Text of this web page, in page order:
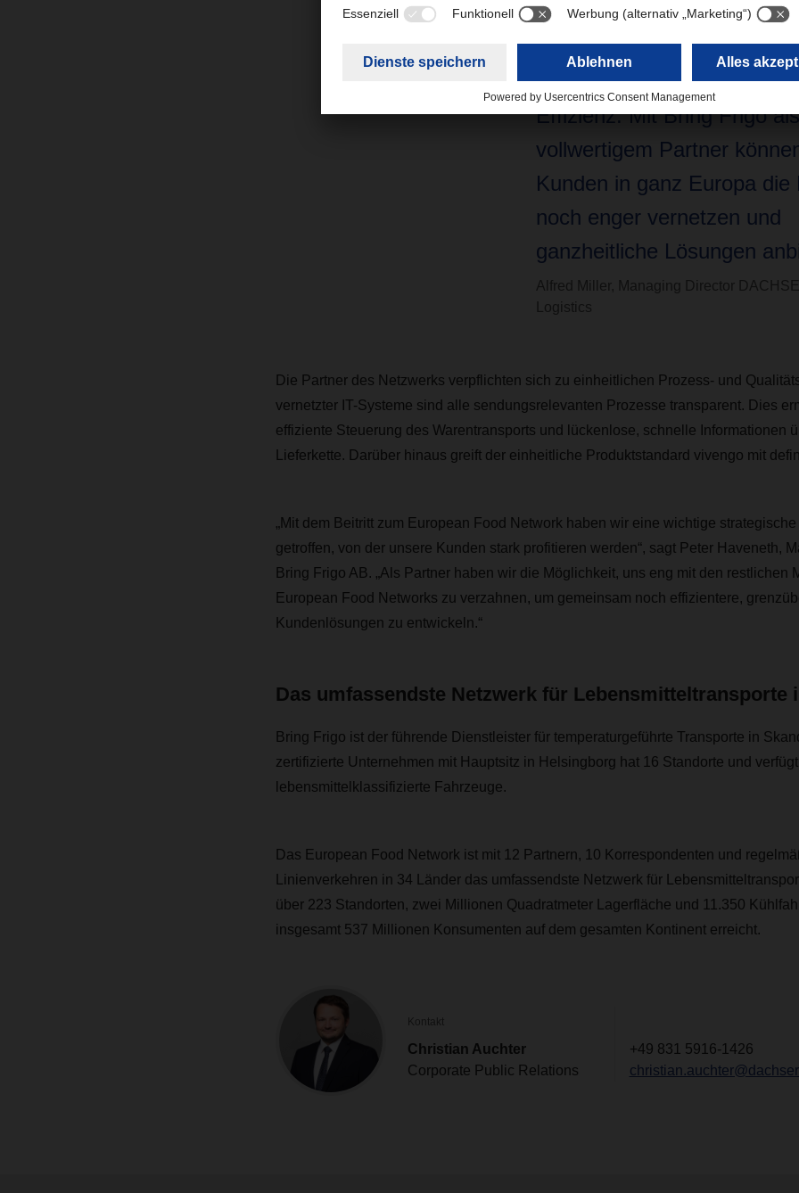
Managing Director,
Logistics. „Was uns
Streben nach höchster
Effizienz. Mit Bring Frigo als
vollwertigem Partner
Kunden in ganz Europa die
noch enger vernetzen und
ganzheitliche Lösungen
Alfred Miller, Managing Director
Logistics
Die Partner des Netzwerks verpflichten sich zu einheitlichen Prozess- und
vernetzter IT-Systeme sind alle sendungsrelevanten Prozesse transparent. Dies
effiziente Steuerung des Warentransports und lückenlose, schnelle Informationen
Lieferkette. Darüber hinaus greift der einheitliche Produktstandard vivengo mit
„Mit dem Beitritt zum European Food Network haben wir eine wichtige
getroffen, von der unsere Kunden stark profitieren werden“, sagt Peter Haveneth,
Bring Frigo AB. „Als Partner haben wir die Möglichkeit, uns eng mit den restlichen
European Food Networks zu verzahnen, um gemeinsam noch effizientere,
Kundenlösungen zu entwickeln.“
Das umfassendste Netzwerk für Lebensmitteltransporte
Bring Frigo ist der führende Dienstleister für temperaturgeführte Transporte in
zertifizierte Unternehmen mit Hauptsitz in Helsingborg hat 16 Standorte und
lebensmittelklassifizierte Fahrzeuge.
Das European Food Network ist mit 12 Partnern, 10 Korrespondenten und
Linienverkehren in 34 Länder das umfassendste Netzwerk für
über 223 Standorten, zwei Millionen Quadratmeter Lagerfläche und 11.350
insgesamt 537 Millionen Konsumenten auf dem gesamten Kontinent erreicht.
Kontakt
Christian Auchter
Corporate Public Relations
+49 831 5916-1426